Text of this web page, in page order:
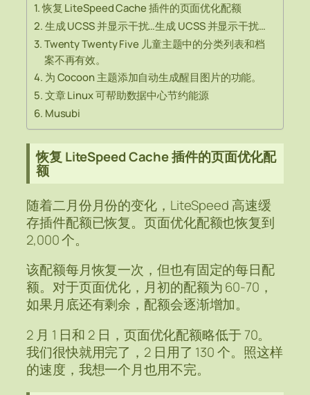
恢复 LiteSpeed Cache 插件的页面优化配额
生成 UCSS 并显示干扰…生成 UCSS 并显示干扰…
Twenty Twenty Five 儿童主题中的分类列表和档
案不再有效。
为 Cocoon 主题添加自动生成醒目图片的功能。
文章 Linux 可帮助数据中心节约能源
Musubi
恢复 LiteSpeed Cache 插件的页面优化配
额
随着二月份月份的变化，LiteSpeed 高速缓
存插件配额已恢复。页面优化配额也恢复到
2,000 个。
该配额每月恢复一次，但也有固定的每日配
额。对于页面优化，月初的配额为 60-70，
如果月底还有剩余，配额会逐渐增加。
2 月 1 日和 2 日，页面优化配额略低于 70。
我们很快就用完了，2 日用了 130 个。照这样
的速度，我想一个月也用不完。